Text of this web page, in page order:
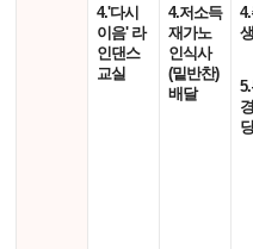
4.'다시
이음' 라
인댄스
교실
4.저소득
재가노
인식사
(밑반찬)
배달
당